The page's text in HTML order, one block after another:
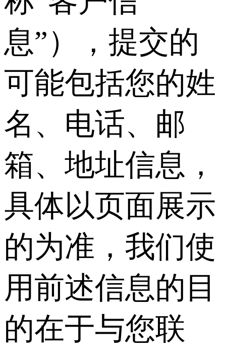
息”），提交的
可能包括您的姓
名、电话、邮
箱、地址信息，
具体以页面展示
的为准，我们使
用前述信息的目
的在于与您联